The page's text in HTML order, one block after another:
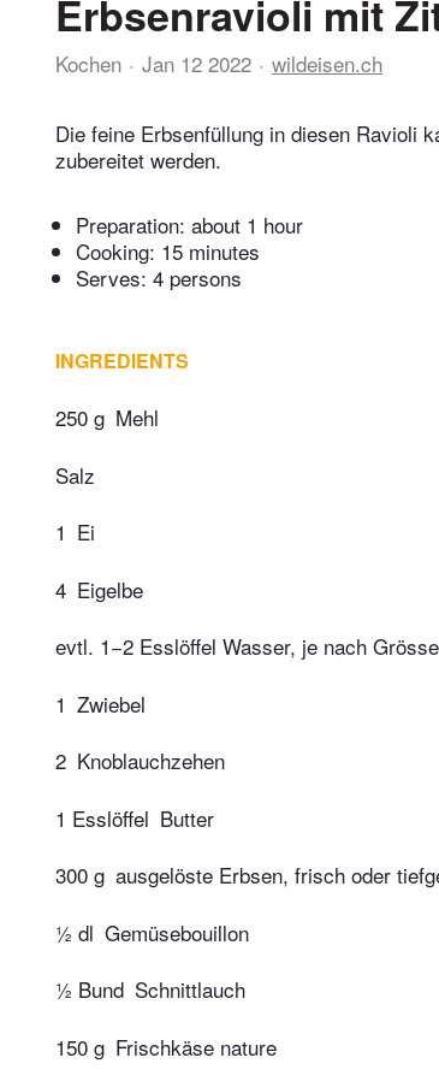
Erbsenravioli mit
Kochen Jan 12 2022 wildeisen.ch
Die feine Erbsenfüllung in diesen Ravioli
zubereitet werden.
Preparation: about 1 hour
Cooking: 15 minutes
Serves: 4 persons
INGREDIENTS
250 g Mehl
Salz
1 Ei
4 Eigelbe
evtl. 1−2 Esslöffel Wasser, je nach
1 Zwiebel
2 Knoblauchzehen
1 Esslöffel Butter
300 g ausgelöste Erbsen, frisch oder
½ dl Gemüsebouillon
½ Bund Schnittlauch
150 g Frischkäse nature